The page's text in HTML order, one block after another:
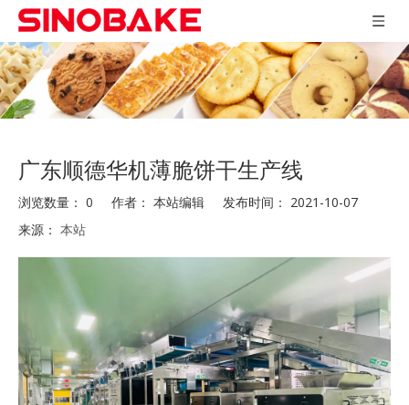
广东顺德华机薄脆饼干生产线
浏览数量： 0 作者： 本站编辑 发布时间： 2021-10-07
来源： 本站
["wechat","weibo","qzone","douban","email"]